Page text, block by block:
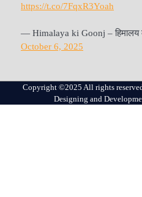
https://t.co/7FqxR3Yoah
— Himalaya ki Goonj –
October 6, 2025
Copyright ©2025 All rights
Designing and